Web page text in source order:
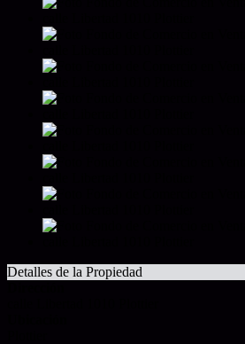
Detalles de la Propiedad